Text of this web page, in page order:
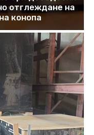
отглеждане на
конопа